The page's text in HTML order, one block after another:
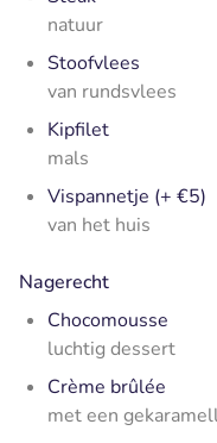
natuur
Stoofvlees
van rundsvlees
Kipfilet
mals
Vispannetje (+ €5)
van het huis
Nagerecht
Chocomousse
luchtig dessert
Crème brûlée
met een